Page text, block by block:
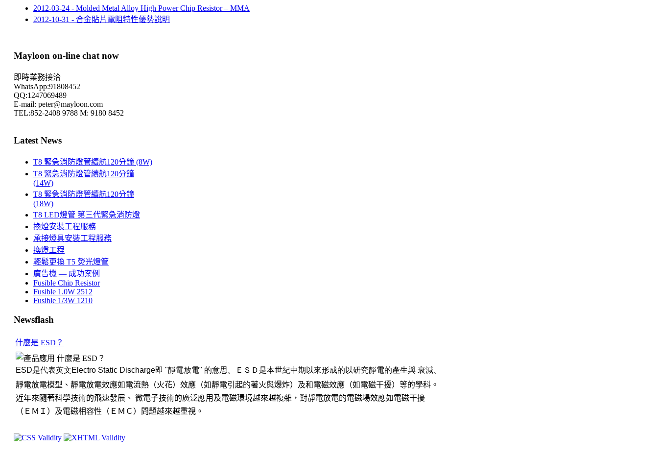
2012-03-24 - Molded Metal Alloy High Power Chip Resistor – MMA
2012-10-31 - 合金貼片電阻特性優勢說明
Mayloon on-line chat now
即時業務接洽
WhatsApp:91808452
QQ:1247069489
E-mail: peter@mayloon.com
TEL:852-2408 9788 M: 9180 8452
Latest News
T8 緊急消防燈管續航120分鐘 (8W)
T8 緊急消防燈管續航120分鐘
(14W)
T8 緊急消防燈管續航120分鐘
(18W)
T8 LED燈管 第三代緊急消防燈
換燈安裝工程服務
承接燈具安裝工程服務
換燈工程
輕鬆更換 T5 熒光燈管
廣告機 — 成功案例
Fusible Chip Resistor
Fusible 1.0W 2512
Fusible 1/3W 1210
Newsflash
什麼是 ESD？
什麼是 ESD ？
ESD是代表英文Electro Static Discharge即 "靜電放電" 的意思。ＥＳＤ是本世紀中期以來形成的以研究靜電的產生與 衰減、
靜電放電模型、靜電放電效應如電流熱（火花）效應（如靜電引起的著火與爆炸）及和電磁效應（如電磁干擾）等的學科。
近年來隨著科學技術的飛速發展、 微電子技術的廣泛應用及電磁環境越來越複雜，對靜電放電的電磁場效應如電磁干擾
（ＥＭＩ）及電磁相容性（ＥＭＣ）問題越來越重視。